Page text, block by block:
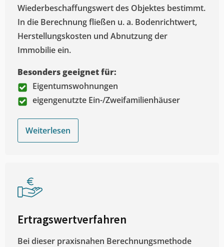
Wiederbeschaffungswert des Objektes bestimmt.
In die Berechnung fließen u. a. Bodenrichtwert,
Herstellungskosten und Abnutzung der
Immobilie ein.
Besonders geeignet für:
Eigentumswohnungen
eigengenutzte Ein-/Zweifamilienhäuser
Weiterlesen
Ertragswertverfahren
Bei dieser praxisnahen Berechnungsmethode